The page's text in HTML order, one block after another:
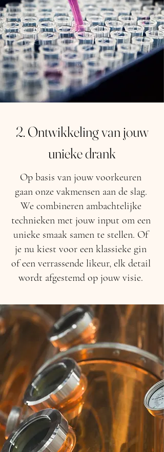
2. Ontwikkeling van jouw
unieke drank
Op basis van jouw voorkeuren
gaan onze vakmensen aan de slag.
We combineren ambachtelijke
technieken met jouw input om een
unieke smaak samen te stellen. Of
je nu kiest voor een klassieke gin
of een verrassende likeur, elk detail
wordt afgestemd op jouw visie.